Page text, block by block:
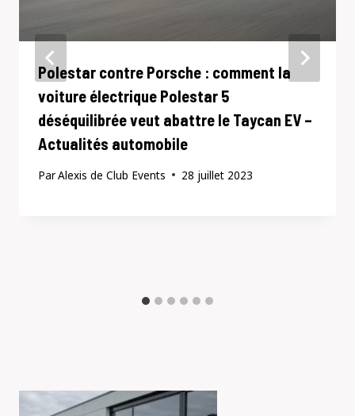
Polestar contre Porsche : comment la
voiture électrique Polestar 5
déséquilibrée veut abattre le Taycan EV –
Actualités automobile
ParAlexis de Club Events 28 juillet 2023